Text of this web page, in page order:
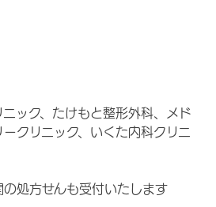
ック、たけもと整形外科、メド
クリニック、いくた内科クリニ
処方せんも受付いたします